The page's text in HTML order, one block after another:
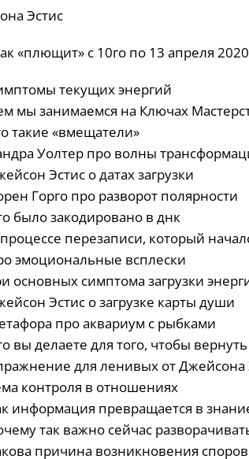
Эстис
«плющит» с 10го по 13 апреля 2020
текущих энергий
мы занимаемся на Ключах
такие «вмещатели»
Уолтер про волны
Эстис о датах загрузки
Горго про разворот полярности
было закодировано в днк
перезаписи, который
эмоциональные всплески
основных симптома загрузки
Эстис о загрузке карты души
про аквариум с рыбками
вы делаете для того, чтобы
для ленивых от Джейсона
контроля в отношениях
информация превращается в
так важно сейчас
причина возникновения споров